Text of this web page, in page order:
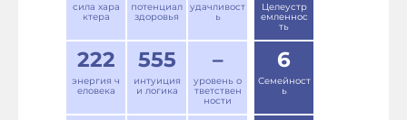
сила хара
ктера
потенциал
здоровья
удачливост
ь
222
энергия ч
еловека
555
интуиция
и логика
–
уровень о
тветствен
ности
Целеустр
емленнос
ть
6
Семейност
ь